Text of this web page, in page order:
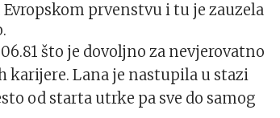
prvenstvu i tu je zauzela
što je dovoljno za nevjerovatno
karijere. Lana je nastupila u stazi
od starta utrke pa sve do samog